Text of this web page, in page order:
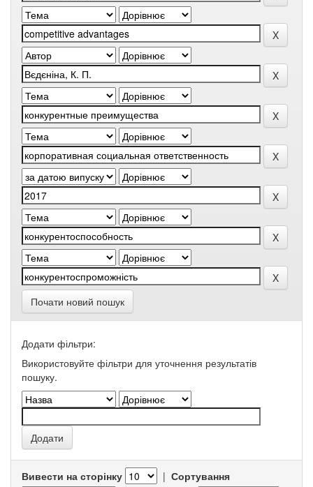
Почати новий пошук
Додати фільтри:
Використовуйте фільтри для уточнення результатів
пошуку.
Вивести на сторінку | Сортування